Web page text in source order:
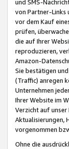
und SMS-
von Partner-Links
vor dem Kauf
prüfen,
die auf Ihrer
reproduzieren,
Amazon-
Sie bestätigen
(Traffic) anregen
Unternehmen
Ihrer Website im
Verzicht auf
Aktualisierungen,
vorgenommen
Ohne die